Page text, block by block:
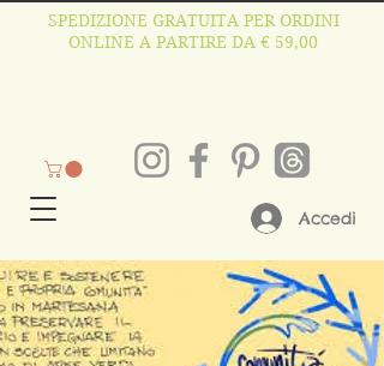
SPEDIZIONE GRATUITA PER ORDINI
ONLINE A PARTIRE DA € 59,00
Accedi